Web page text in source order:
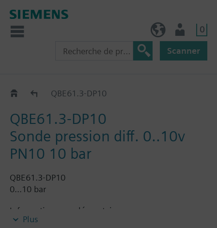
0
Scanner
QBE61.3-DP..
QBE61.3-DP10
QBE61.3-DP10
Sonde pression diff. 0..10v
PN10 10 bar
QBE61.3-DP10
0...10 bar
Information complémentaire
Ne convient pas à l'ammoniac et aux fréons.
Plus